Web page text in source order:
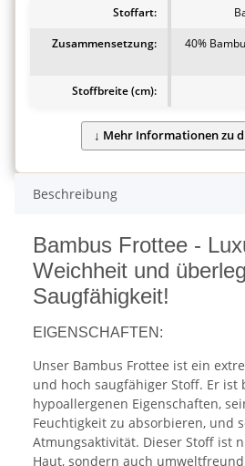
Stoffart:
Zusammensetzung:
40%
Stoffbreite (cm):
Beschreibung
Bambus Frottee -
Weichheit und
Saugfähigkeit!
EIGENSCHAFTEN:
Unser Bambus Frottee ist ein
und hoch saugfähiger Stoff. Er ist
hypoallergenen Eigenschaften,
Feuchtigkeit zu absorbieren, und
Atmungsaktivität. Dieser Stoff ist
Haut, sondern auch